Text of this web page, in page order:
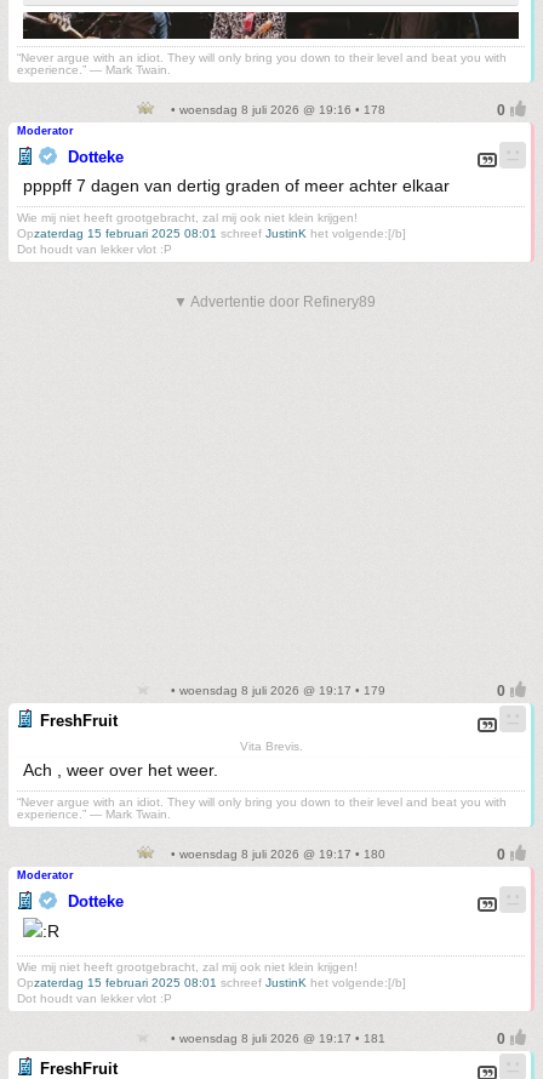
“Never argue with an idiot. They will only bring you down to their level and beat you with
experience.” ― Mark Twain.
• woensdag 8 juli 2026 @ 19:16 • 178
Moderator
Dotteke
ppppff 7 dagen van dertig graden of meer achter elkaar
Wie mij niet heeft grootgebracht, zal mij ook niet klein krijgen!
Opzaterdag 15 februari 2025 08:01 schreef JustinK het volgende:[/b]
Dot houdt van lekker vlot :P
▼ Advertentie door Refinery89
• woensdag 8 juli 2026 @ 19:17 • 179
FreshFruit
Vita Brevis.
Ach , weer over het weer.
“Never argue with an idiot. They will only bring you down to their level and beat you with
experience.” ― Mark Twain.
• woensdag 8 juli 2026 @ 19:17 • 180
Moderator
Dotteke
Wie mij niet heeft grootgebracht, zal mij ook niet klein krijgen!
Opzaterdag 15 februari 2025 08:01 schreef JustinK het volgende:[/b]
Dot houdt van lekker vlot :P
• woensdag 8 juli 2026 @ 19:17 • 181
FreshFruit